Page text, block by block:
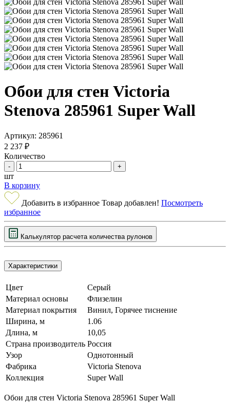
Обои для стен Victoria
Stenova 285961 Super Wall
Артикул: 285961
2 237 ₽
Количество
- +
шт
В корзину
Добавить в избранное Товар добавлен! Посмотреть
избранное
Калькулятор расчета количества рулонов
Характеристики
Цвет
Серый
Материал основы
Флизелин
Материал покрытия
Винил, Горячее тиснение
Ширина, м
1.06
Длина, м
10,05
Страна производитель Россия
Узор
Однотонный
Фабрика
Victoria Stenova
Коллекция
Super Wall
Обои для стен Victoria Stenova 285961 Super Wall